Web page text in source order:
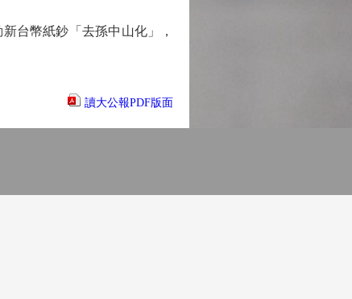
台幣紙鈔「去孫中山化」，
讀大公報PDF版面